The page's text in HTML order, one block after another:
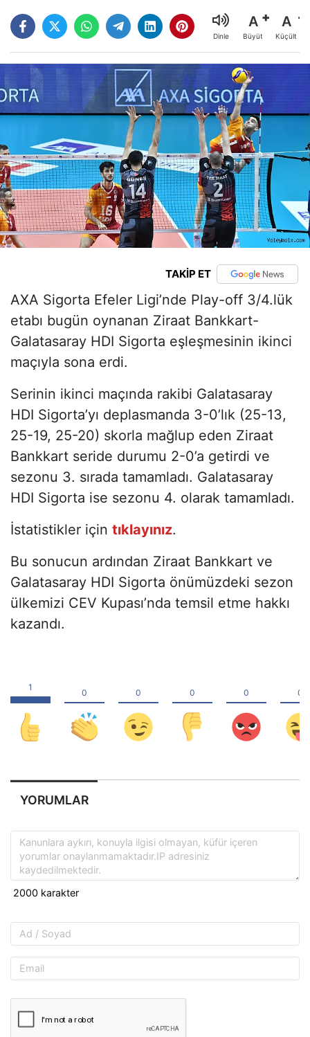
Dinle
A
Büyüt
A
Küçült
TAKİP ET
AXA Sigorta Efeler Ligi’nde Play-off 3/4.lük
etabı bugün oynanan Ziraat Bankkart-
Galatasaray HDI Sigorta eşleşmesinin ikinci
maçıyla sona erdi.
Serinin ikinci maçında rakibi Galatasaray
HDI Sigorta’yı deplasmanda 3-0’lık (25-13,
25-19, 25-20) skorla mağlup eden Ziraat
Bankkart seride durumu 2-0’a getirdi ve
sezonu 3. sırada tamamladı. Galatasaray
HDI Sigorta ise sezonu 4. olarak tamamladı.
İstatistikler için tıklayınız.
Bu sonucun ardından Ziraat Bankkart ve
Galatasaray HDI Sigorta önümüzdeki sezon
ülkemizi CEV Kupası’nda temsil etme hakkı
kazandı.
YORUMLAR